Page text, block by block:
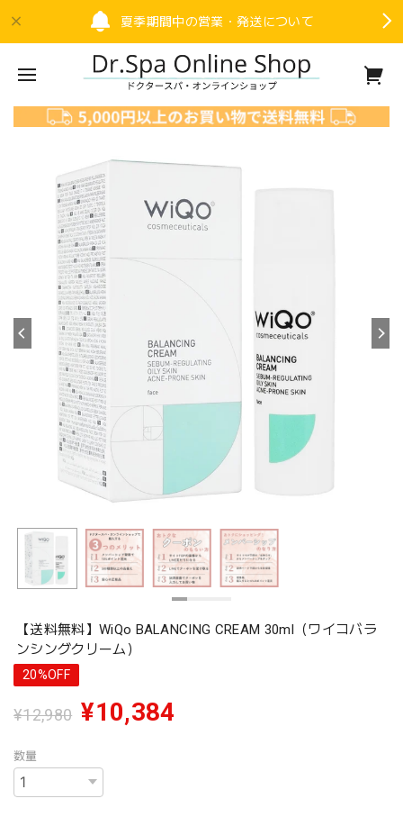
夏季期間中の営業・発送について
【送料無料】WiQo BALANCING CREAM 30ml（ワイコバラ
ンシングクリーム）
20%OFF
¥12,980 ¥10,384
数量